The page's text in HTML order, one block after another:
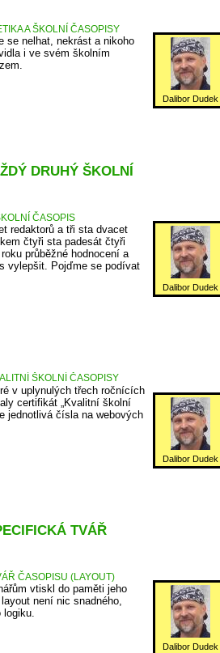
A ŠKOLNÍ ČASOPISY
Dalibor Dudek
se nelhat, nekrást a nikoho
i ve svém školním
DRUHÝ ŠKOLNÍ
ČASOPIS
Dalibor Dudek
redaktorů a tři sta dvacet
čtyři sta padesát čtyři
průběžné hodnocení a
vylepšit. Pojďme se podívat
ŠKOLNÍ ČASOPISY
Dalibor Dudek
v uplynulých třech ročnících
certifikát „Kvalitní školní
jednotlivá čísla na webových
TVÁŘ
ČASOPISU (LAYOUT)
Dalibor Dudek
vtiskl do paměti jeho
není nic snadného,
logiku.